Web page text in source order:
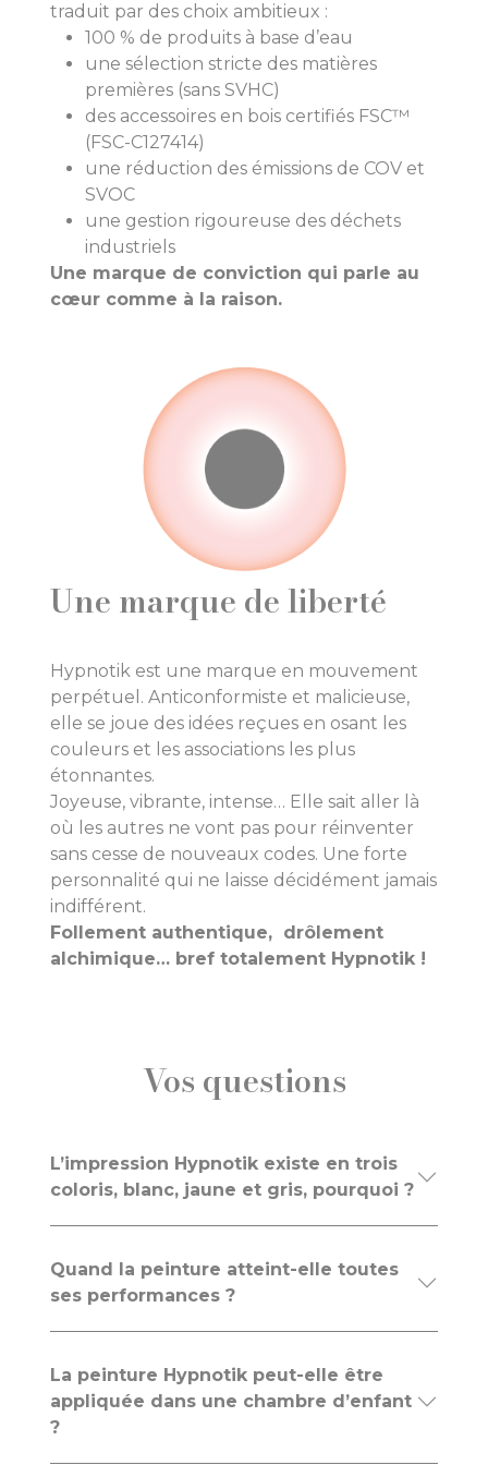
traduit par des choix ambitieux :
100 % de produits à base d’eau
une sélection stricte des matières
premières (sans SVHC)
des accessoires en bois certifiés FSC™
(FSC-C127414)
une réduction des émissions de COV et
SVOC
une gestion rigoureuse des déchets
industriels
Une marque de conviction qui parle au
cœur comme à la raison.
Une marque de liberté
Hypnotik est une marque en mouvement
perpétuel. Anticonformiste et malicieuse,
elle se joue des idées reçues en osant les
couleurs et les associations les plus
étonnantes.
Joyeuse, vibrante, intense… Elle sait aller là
où les autres ne vont pas pour réinventer
sans cesse de nouveaux codes. Une forte
personnalité qui ne laisse décidément jamais
indifférent.
Follement authentique, drôlement
alchimique… bref totalement Hypnotik !
Vos questions
L’impression Hypnotik existe en trois
coloris, blanc, jaune et gris, pourquoi ?
Quand la peinture atteint-elle toutes
ses performances ?
La peinture Hypnotik peut-elle être
appliquée dans une chambre d’enfant
?